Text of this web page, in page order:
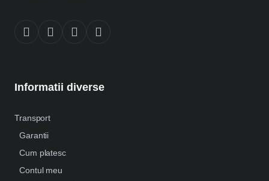
Informatii diverse
Transport
Garantii
Cum platesc
Contul meu